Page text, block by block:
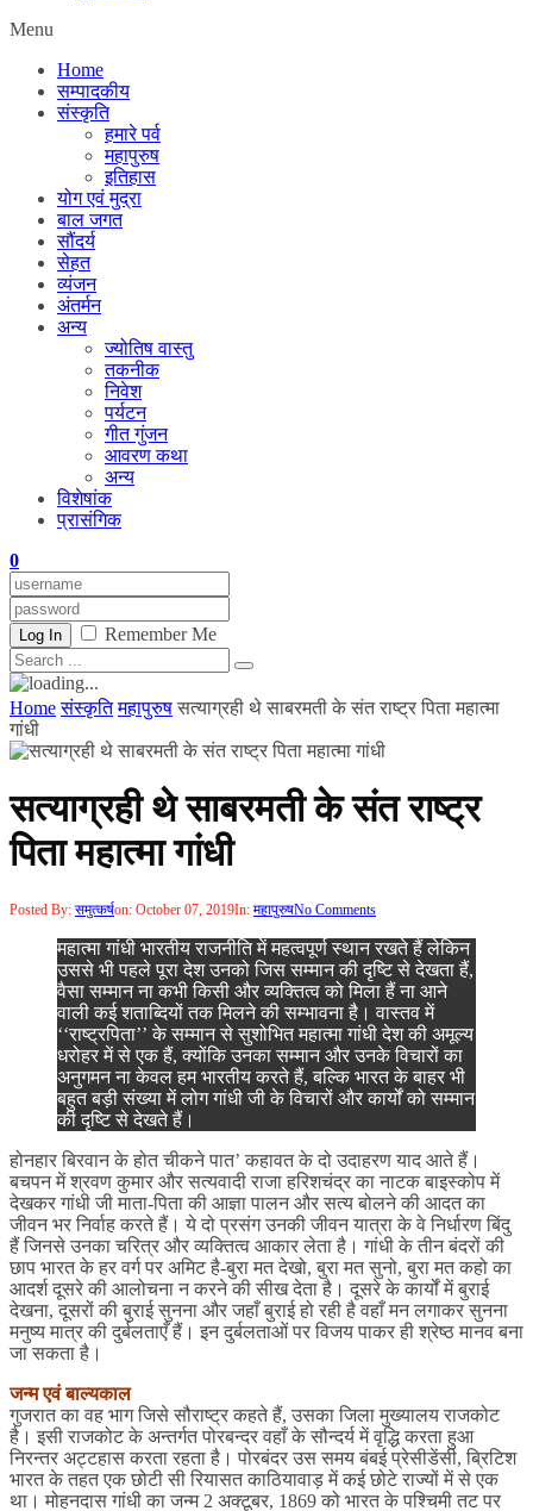
Menu
Home
सम्पादकीय
संस्कृति
हमारे पर्व
महापुरुष
इतिहास
योग एवं मुद्रा
बाल जगत
सौंदर्य
सेहत
व्यंजन
अंतर्मन
अन्य
ज्योतिष वास्तु
तकनीक
निवेश
पर्यटन
गीत गुंजन
आवरण कथा
अन्य
विशेषांक
प्रासंगिक
0
Log In Remember Me
Home संस्कृति महापुरुष सत्याग्रही थे साबरमती के संत राष्ट्र पिता महात्मा
गांधी
सत्याग्रही थे साबरमती के संत राष्ट्र
पिता महात्मा गांधी
Posted By: समुत्कर्षon: October 07, 2019In: महापुरुषNo Comments
महात्मा गांधी भारतीय राजनीति में महत्वपूर्ण स्थान रखते हैं लेकिन
उससे भी पहले पूरा देश उनको जिस सम्मान की दृष्टि से देखता हैं,
वैसा सम्मान ना कभी किसी और व्यक्तित्व को मिला हैं ना आने
वाली कई शताब्दियों तक मिलने की सम्भावना है। वास्तव में
‘‘राष्ट्रपिता’’ के सम्मान से सुशोभित महात्मा गांधी देश की अमूल्य
धरोहर में से एक हैं, क्योंकि उनका सम्मान और उनके विचारों का
अनुगमन ना केवल हम भारतीय करते हैं, बल्कि भारत के बाहर भी
बहुत बड़ी संख्या में लोग गांधी जी के विचारों और कार्यों को सम्मान
की दृष्टि से देखते हैं।
होनहार बिरवान के होत चीकने पात’ कहावत के दो उदाहरण याद आते हैं।
बचपन में श्रवण कुमार और सत्यवादी राजा हरिशचंद्र का नाटक बाइस्कोप में
देखकर गांधी जी माता-पिता की आज्ञा पालन और सत्य बोलने की आदत का
जीवन भर निर्वाह करते हैं। ये दो प्रसंग उनकी जीवन यात्रा के वे निर्धारण बिंदु
हैं जिनसे उनका चरित्र और व्यक्तित्व आकार लेता है। गांधी के तीन बंदरों की
छाप भारत के हर वर्ग पर अमिट है-बुरा मत देखो, बुरा मत सुनो, बुरा मत कहो का
आदर्श दूसरे की आलोचना न करने की सीख देता है। दूसरे के कार्यों में बुराई
देखना, दूसरों की बुराई सुनना और जहाँ बुराई हो रही है वहाँ मन लगाकर सुनना
मनुष्य मात्र की दुर्बलताएँ हैं। इन दुर्बलताओं पर विजय पाकर ही श्रेष्ठ मानव बना
जा सकता है।
जन्म एवं बाल्यकाल
गुजरात का वह भाग जिसे सौराष्ट्र कहते हैं, उसका जिला मुख्यालय राजकोट
है। इसी राजकोट के अन्तर्गत पोरबन्दर वहाँ के सौन्दर्य में वृद्धि करता हुआ
निरन्तर अट्टहास करता रहता है। पोरबंदर उस समय बंबई प्रेसीडेंसी, ब्रिटिश
भारत के तहत एक छोटी सी रियासत काठियावाड़ में कई छोटे राज्यों में से एक
था। मोहनदास गांधी का जन्म 2 अक्टूबर, 1869 को भारत के पश्चिमी तट पर